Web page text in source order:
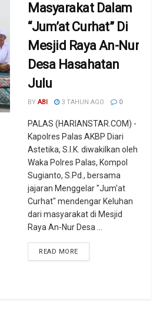
Masyarakat Dalam
“Jum’at Curhat” Di
Mesjid Raya An-Nur
Desa Hasahatan
Julu
BY ABI 3 TAHUN AGO 0
PALAS (HARIANSTAR.COM) -
Kapolres Palas AKBP Diari
Astetika, S.I.K. diwakilkan oleh
Waka Polres Palas, Kompol
Sugianto, S.Pd., bersama
jajaran Menggelar "Jum'at
Curhat" mendengar Keluhan
dari masyarakat di Mesjid
Raya An-Nur Desa ...
READ MORE